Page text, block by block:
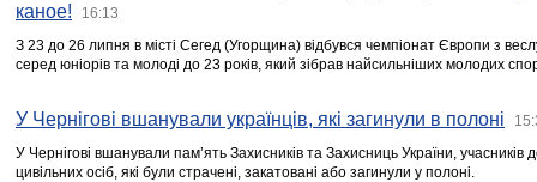
каное!
16:13
З 23 до 26 липня в місті Сегед (Угорщина) відбувся чемпіонат Європи з
серед юніорів та молоді до 23 років, який зібрав найсильніших молодих
У Чернігові вшанували українців, які загинули в полоні
У Чернігові вшанували пам’ять Захисників та Захисниць України,
цивільних осіб, які були страчені, закатовані або загинули у полоні.